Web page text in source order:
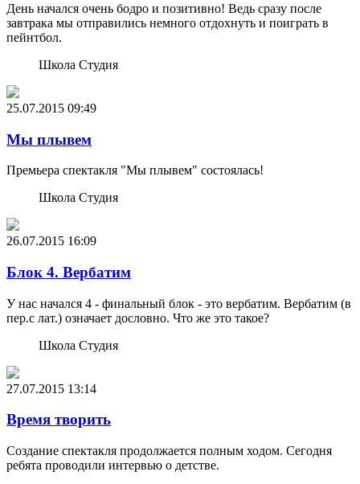
День начался очень бодро и позитивно! Ведь сразу после
завтрака мы отправились немного отдохнуть и поиграть в
пейнтбол.
Школа Студия
25.07.2015 09:49
Мы плывем
Премьера спектакля "Мы плывем" состоялась!
Школа Студия
26.07.2015 16:09
Блок 4. Вербатим
У нас начался 4 - финальный блок - это вербатим. Вербатим (в
пер.с лат.) означает дословно. Что же это такое?
Школа Студия
27.07.2015 13:14
Время творить
Создание спектакля продолжается полным ходом. Сегодня
ребята проводили интервью о детстве.